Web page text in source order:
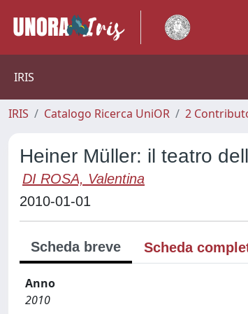
IRIS
IRIS Catalogo Ricerca UniOR 2
Heiner Müller: il teatro
DI ROSA, Valentina
2010-01-01
Scheda breve Scheda
Anno
2010